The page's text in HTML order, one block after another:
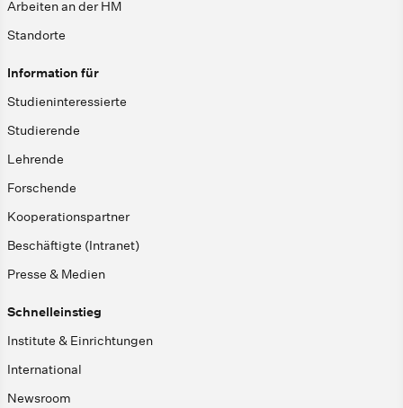
Arbeiten an der HM
Standorte
Information für
Studieninteressierte
Studierende
Lehrende
Forschende
Kooperationspartner
Beschäftigte (Intranet)
Presse & Medien
Schnelleinstieg
Institute & Einrichtungen
International
Newsroom